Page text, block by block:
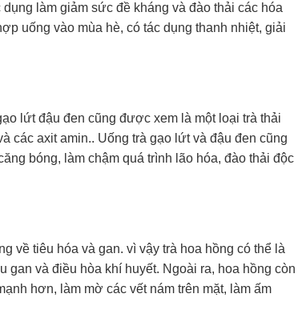
làm giảm sức đề kháng và đào thải các hóa
uống vào mùa hè, có tác dụng thanh nhiệt, giải
lứt đậu đen cũng được xem là một loại trà thải
các axit amin.. Uống trà gạo lứt và đậu đen cũng
bóng, làm chậm quá trình lão hóa, đào thải độc
tiêu hóa và gan. vì vậy trà hoa hồng có thể là
và điều hòa khí huyết. Ngoài ra, hoa hồng còn
hơn, làm mờ các vết nám trên mặt, làm ấm